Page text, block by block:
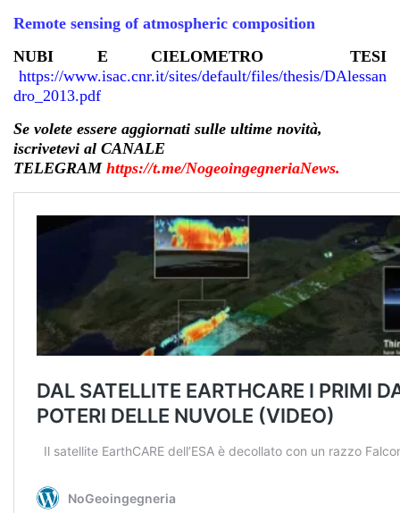
Remote sensing of atmospheric composition
NUBI E CIELOMETRO TESI
https://www.isac.cnr.it/sites/default/files/thesis/DAlessan
dro_2013.pdf
Se volete essere aggiornati sulle ultime novità,
iscrivetevi al CANALE
TELEGRAM https://t.me/NogeoingegneriaNews.